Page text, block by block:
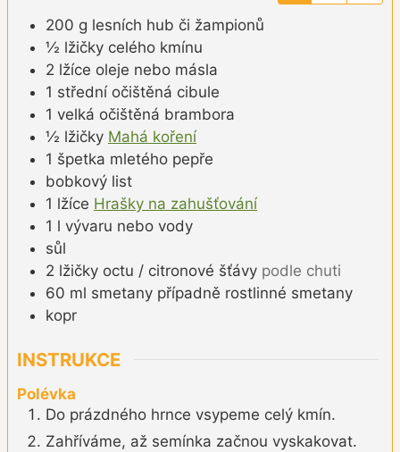
200 g lesních hub či žampionů
½ lžičky celého kmínu
2 lžíce oleje nebo másla
1 střední očištěná cibule
1 velká očištěná brambora
½ lžičky Mahá koření
1 špetka mletého pepře
bobkový list
1 lžíce Hrašky na zahušťování
1 l vývaru nebo vody
sůl
2 lžičky octu / citronové šťávy podle chuti
60 ml smetany případně rostlinné smetany
kopr
INSTRUKCE
Polévka
Do prázdného hrnce vsypeme celý kmín.
Zahříváme, až semínka začnou vyskakovat.